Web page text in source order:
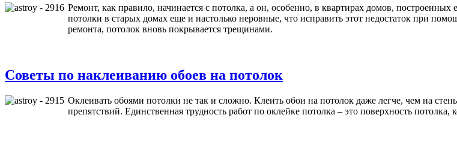
Ремонт, как правило, начинается с потолка, а он, особенно, в квартирах домов,
потолки в старых домах еще и настолько неровные, что исправить этот недостаток при
ремонта, потолок вновь покрывается трещинами.
Советы по наклеиванию обоев на потолок
Оклеивать обоями потолки не так и сложно. Клеить обои на потолок даже легче, чем на
препятствий. Единственная трудность работ по оклейке потолка – это поверхность потолка,